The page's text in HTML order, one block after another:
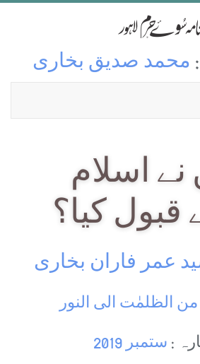
محمد صدیق بخاری
نے اسلام
کیا؟
عمر فاران بخاری
من الظلمٰت الی النور
: ستمبر 2019